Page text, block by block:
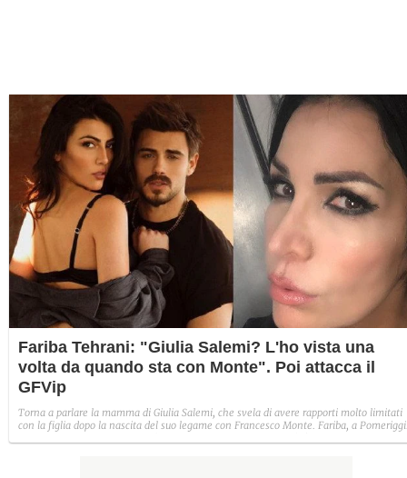
Fariba Tehrani: "Giulia Salemi? L'ho vista una
volta da quando sta con Monte". Poi attacca il
GFVip
Torna a parlare la mamma di Giulia Salemi, che svela di avere rapporti molto limitati
con la figlia dopo la nascita del suo legame con Francesco Monte. Fariba, a